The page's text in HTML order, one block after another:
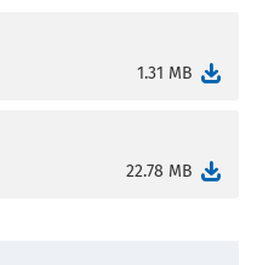
1.31 MB
22.78 MB